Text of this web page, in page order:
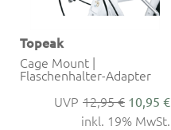
Topeak
Cage Mount |
Flaschenhalter-Adapter
12,95 € 10,95 €
inkl. 19% MwSt.